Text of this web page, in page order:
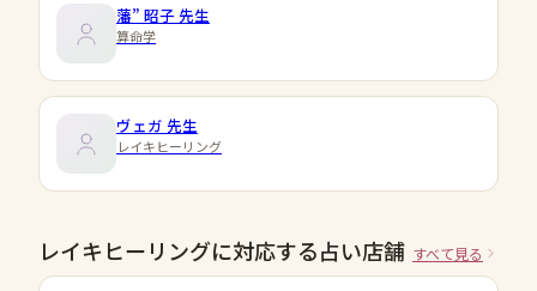
藩” 昭子 先生
算命学
ヴェガ 先生
レイキヒーリング
レイキヒーリングに対応する占い店舗 すべて見る